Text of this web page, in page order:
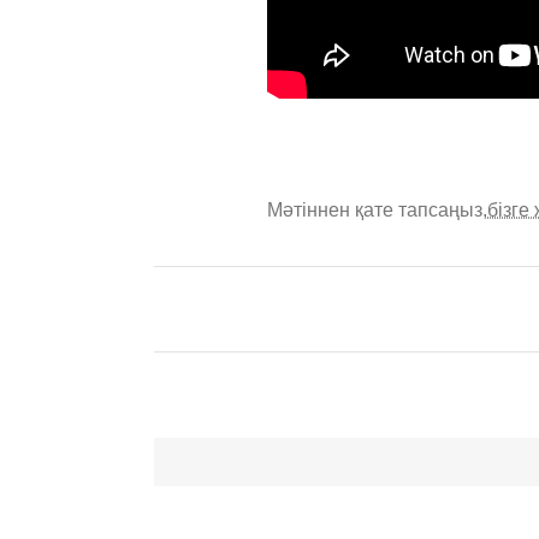
Мәтіннен қате тапсаңыз,